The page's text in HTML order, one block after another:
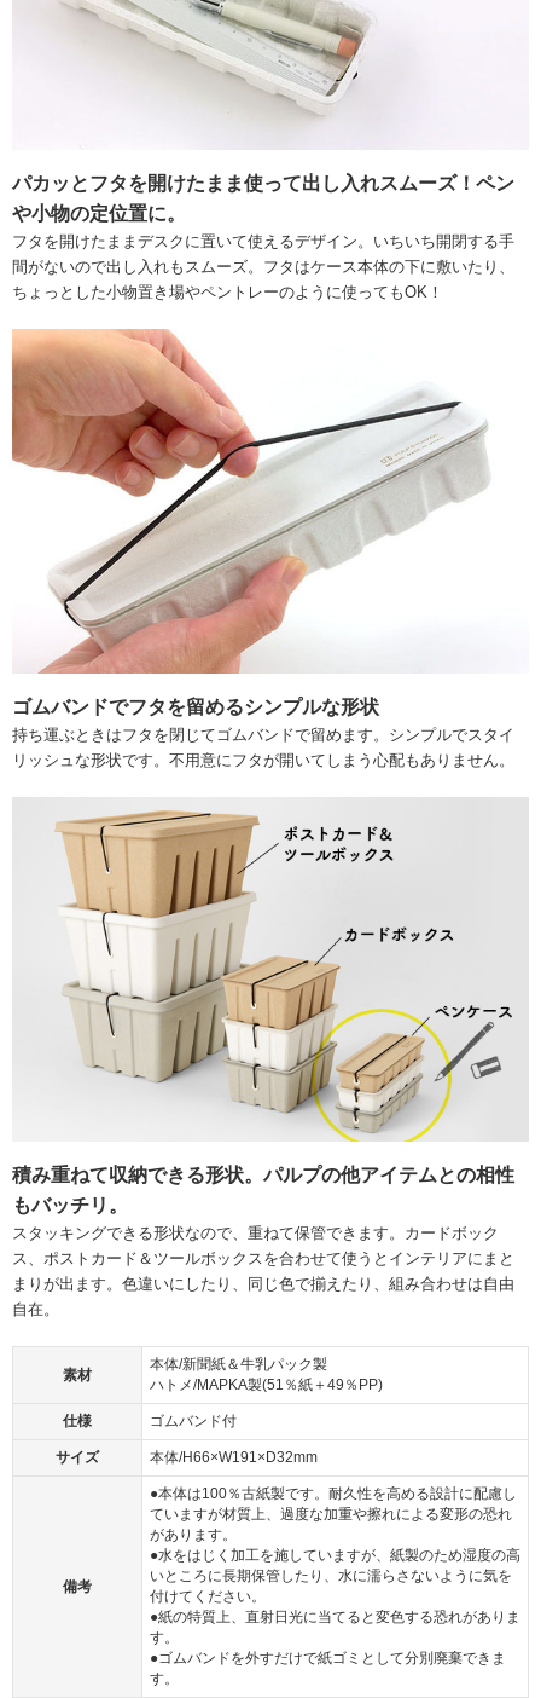
パカッとフタを開けたまま使って出し入れスムーズ！ペン
や小物の定位置に。
フタを開けたままデスクに置いて使えるデザイン。いちいち開閉する手
間がないので出し入れもスムーズ。フタはケース本体の下に敷いたり、
ちょっとした小物置き場やペントレーのように使ってもOK！
ゴムバンドでフタを留めるシンプルな形状
持ち運ぶときはフタを閉じてゴムバンドで留めます。シンプルでスタイ
リッシュな形状です。不用意にフタが開いてしまう心配もありません。
積み重ねて収納できる形状。パルプの他アイテムとの相性
もバッチリ。
スタッキングできる形状なので、重ねて保管できます。カードボック
ス、ポストカード＆ツールボックスを合わせて使うとインテリアにまと
まりが出ます。色違いにしたり、同じ色で揃えたり、組み合わせは自由
自在。
素材
本体/新聞紙＆牛乳パック製
ハトメ/MAPKA製(51％紙＋49％PP)
仕様 ゴムバンド付
サイズ 本体/H66×W191×D32mm
備考
●本体は100％古紙製です。耐久性を高める設計に配慮し
ていますが材質上、過度な加重や擦れによる変形の恐れ
があります。
●水をはじく加工を施していますが、紙製のため湿度の高
いところに長期保管したり、水に濡らさないように気を
付けてください。
●紙の特質上、直射日光に当てると変色する恐れがありま
す。
●ゴムバンドを外すだけで紙ゴミとして分別廃棄できま
す。